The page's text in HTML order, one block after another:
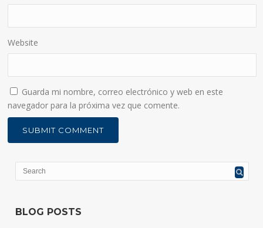
Website
Guarda mi nombre, correo electrónico y web en este
navegador para la próxima vez que comente.
BLOG POSTS